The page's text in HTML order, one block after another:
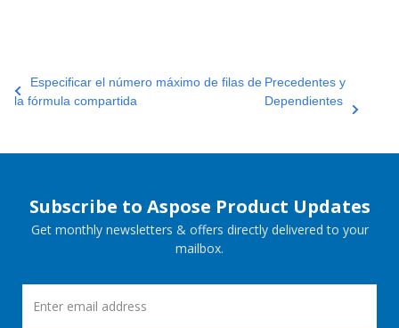
Especificar el número máximo de filas de
la fórmula compartida
Precedentes y
Dependientes
Subscribe to Aspose Product Updates
Get monthly newsletters & offers directly delivered to your
mailbox.